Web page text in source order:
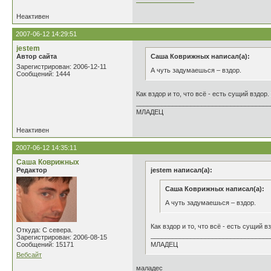
Неактивен
2007-06-12 14:29:51
jestem
Автор сайта
Зарегистрирован: 2006-12-11
Сообщений: 1444
Саша Коврижных написал(а):
А чуть задумаешься – вздор.
Как вздор и то, что всё - есть сущий вздор.
МЛАДЕЦ
Неактивен
2007-06-12 14:35:11
Саша Коврижных
Редактор
Откуда: С севера.
Зарегистрирован: 2006-08-15
Сообщений: 15171
Вебсайт
jestem написал(а):
Саша Коврижных написал(а):
А чуть задумаешься – вздор.
Как вздор и то, что всё - есть сущий
МЛАДЕЦ
маладес